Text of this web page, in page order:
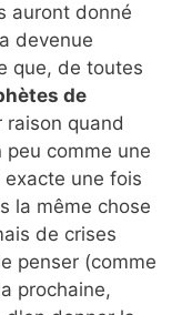
auront donné
devenue
que, de toutes
de
raison quand
comme une
une fois
la même chose
de crises
penser (comme
prochaine,